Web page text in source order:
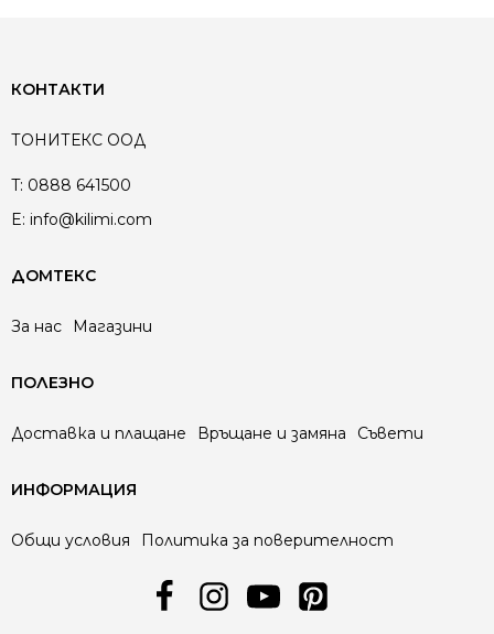
КОНТАКТИ
ТОНИТЕКС ООД
T: 0888 641500
E: info@kilimi.com
ДОМТЕКС
За нас Магазини
ПОЛЕЗНО
Доставка и плащане Връщане и замяна Съвети
ИНФОРМАЦИЯ
Общи условия Политика за поверителност